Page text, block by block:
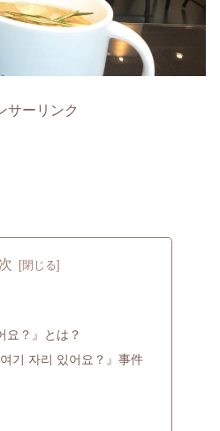
サーリンク
요？』とは？
기 자리 있어요？』事件